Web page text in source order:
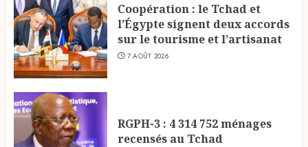
Coopération : le Tchad et
l’Égypte signent deux accords
sur le tourisme et l’artisanat
7 AOÛT 2026
RGPH-3 : 4 314 752 ménages
recensés au Tchad